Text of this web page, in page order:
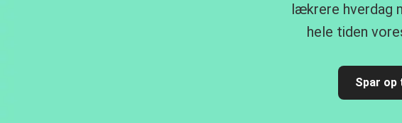
lækrere hverdag
hele tiden
Spar op